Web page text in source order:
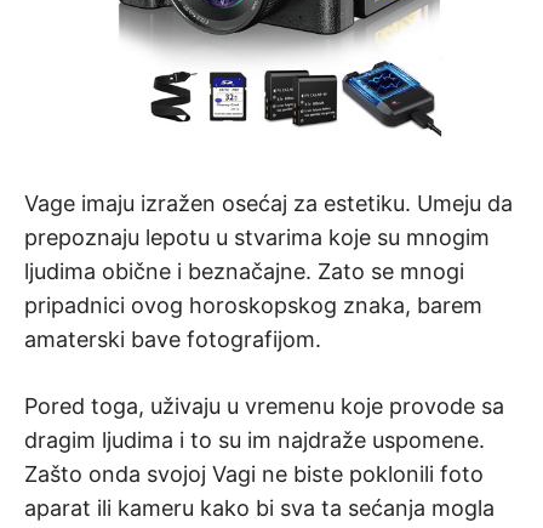
Vage imaju izražen osećaj za estetiku. Umeju da
prepoznaju lepotu u stvarima koje su mnogim
ljudima obične i beznačajne. Zato se mnogi
pripadnici ovog horoskopskog znaka, barem
amaterski bave fotografijom.
Pored toga, uživaju u vremenu koje provode sa
dragim ljudima i to su im najdraže uspomene.
Zašto onda svojoj Vagi ne biste poklonili foto
aparat ili kameru kako bi sva ta sećanja mogla